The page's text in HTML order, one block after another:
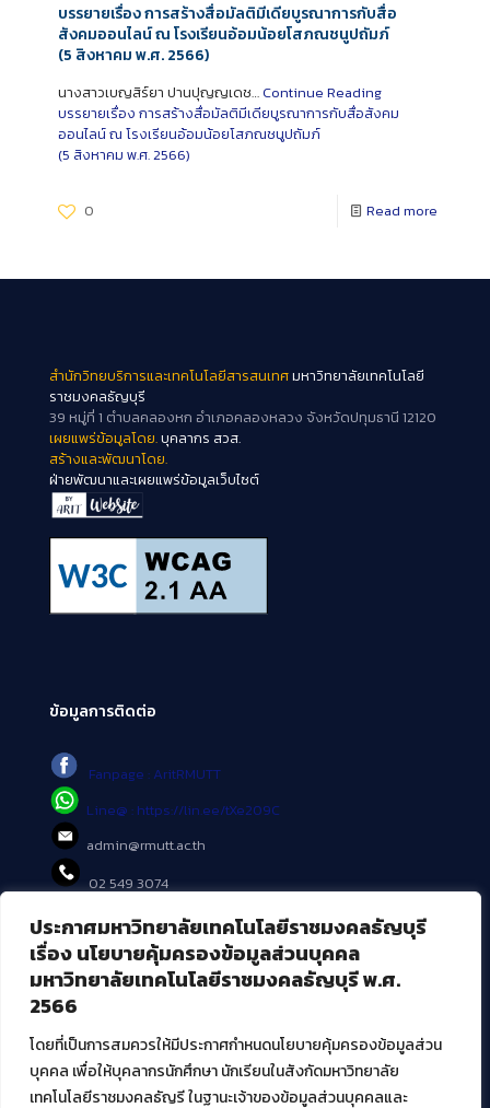
ประกาศมหาวิทยาลัยเทคโนโลยีราชมงคลธัญบุรี
เรื่อง นโยบายคุ้มครองข้อมูลส่วนบุคคล
มหาวิทยาลัยเทคโนโลยีราชมงคลธัญบุรี พ.ศ.
2566
โดยที่เป็นการสมควรให้มีประกาศกำหนดนโยบายคุ้มครองข้อมูลส่วน
บุคคล เพื่อให้บุคลากรนักศึกษา นักเรียนในสังกัดมหาวิทยาลัย
เทคโนโลยีราชมงคลธัญรี ในฐานะเจ้าของข้อมูลส่วนบุคคลและ
บรรยายเรื่อง การสร้างสื่อมัลติมีเดียบูรณาการกับสื่อ
สังคมออนไลน์ ณ โรงเรียนอ้อมน้อยโสภณชนูปถัมภ์
(5 สิงหาคม พ.ศ. 2566)
นางสาวเบญสิร์ยา ปานปุญญเดช… Continue Reading
บรรยายเรื่อง การสร้างสื่อมัลติมีเดียบูรณาการกับสื่อสังคม
ออนไลน์ ณ โรงเรียนอ้อมน้อยโสภณชนูปถัมภ์
(5 สิงหาคม พ.ศ. 2566)
0 Read more
สำนักวิทยบริการและเทคโนโลยีสารสนเทศมหาวิทยาลัยเทคโนโลยี
ราชมงคลธัญบุรี
39 หมู่ที่ 1 ตำบลคลองหก อำเภอคลองหลวง จังหวัดปทุมธานี 12120
เผยแพร่ข้อมูลโดย.บุคลากร สวส.
สร้างและพัฒนาโดย.
ฝ่ายพัฒนาและเผยแพร่ข้อมูลเว็บไซต์
ข้อมูลการติดต่อ
Fanpage : AritRMUTT
Line@ : https://lin.ee/tXe209C
admin@rmutt.ac.th
02 549 3074
บริการอื่นๆ ของ สวส.
ศูนย์สื่อดิจิทัล
ศูนย์นวัตกรรมและความรู้
สมัยใหม่ (MoSeC)